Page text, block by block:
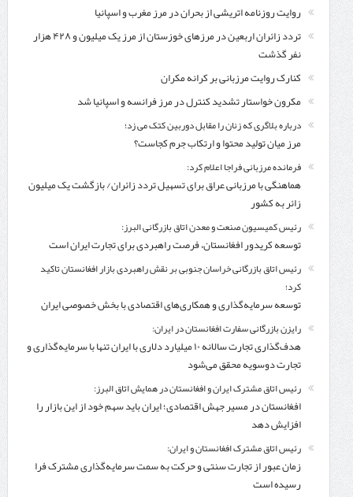
روایت روزنامه اتریشی از بحران در مرز مغرب و اسپانیا
تردد زائران اربعین در مرزهای خوزستان از مرز یک میلیون و ۴۲۸ هزار
نفر گذشت
کنارک روایت مرزبانی بر کرانه مکران
مکرون خواستار تشدید کنترل‌ در مرز فرانسه و اسپانیا شد
درباره بلاگری که زنان را مقابل دوربین کتک می زد؛
مرز میان تولید محتوا و ارتکاب جرم کجاست؟
فرمانده مرزبانی فراجا اعلام کرد:
هماهنگی با مرزبانی عراق برای تسهیل تردد زائران/ بازگشت یک میلیون
زائر به کشور
رئیس کمیسیون صنعت و معدن اتاق بازرگانی البرز:
توسعه کریدور افغانستان، فرصت راهبردی برای تجارت ایران است
رئیس اتاق بازرگانی خراسان جنوبی بر نقش راهبردی بازار افغانستان تاکید
کرد؛
توسعه سرمایه‌گذاری و همکاری‌های اقتصادی با بخش خصوصی ایران
رایزن بازرگانی سفارت افغانستان در ایران:
هدف‌گذاری تجارت سالانه ۱۰ میلیارد دلاری با ایران تنها با سرمایه‌گذاری و
تجارت دوسویه محقق می‌شود
رئیس اتاق مشترک ایران و افغانستان در همایش اتاق البرز:
افغانستان در مسیر جهش اقتصادی؛ ایران باید سهم خود از این بازار را
افزایش دهد
رئیس اتاق مشترک افغانستان و ایران:
زمان عبور از تجارت سنتی و حرکت به سمت سرمایه‌گذاری مشترک فرا
رسیده است